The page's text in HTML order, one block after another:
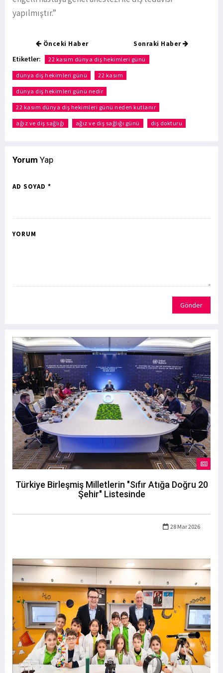
yapılmıştır.”
Önceki Haber Sonraki Haber
Etiketler: 22 kasım dünya diş hekimleri günü
dünya diş hekimleri günü 22 kasım
dünya diş hekimleri günü nedir
22 kasım dünya diş hekimleri günü neden kutlanır
ağız ve diş sağlığı ağız ve diş sağlığı günü diş dokturu
Yorum Yap
AD SOYAD *
YORUM
Gönder
Türkiye Birleşmiş Milletlerin "Sıfır Atığa Doğru 20
Şehir" Listesinde
28 Mar 2026